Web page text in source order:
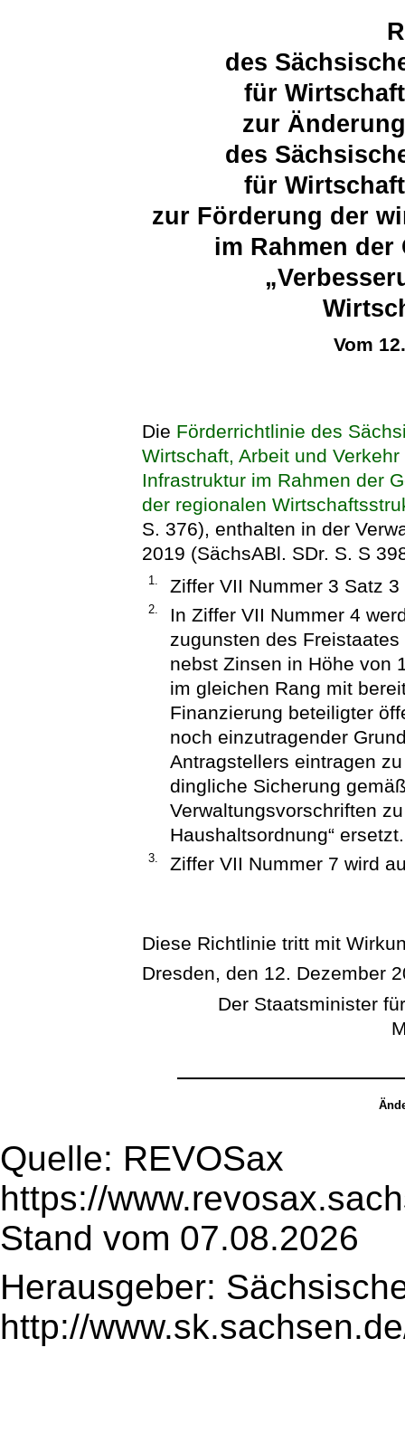
des
für
zur
des
für
zur Förderung der
im Rahmen der
Vom
Die Förderrichtlinie des
Wirtschaft, Arbeit und
Infrastruktur im Rahmen der
der regionalen
S. 376), enthalten in der
2019 (SächsABl. SDr. S. S
1. Ziffer VII Nummer 3 Satz
2.
In Ziffer VII Nummer 4
zugunsten des
nebst Zinsen in Höhe von
im gleichen Rang mit
Finanzierung beteiligter
noch einzutragender
Antragstellers eintragen
dingliche Sicherung
Verwaltungsvorschriften
Haushaltsordnung“ ersetzt.
3. Ziffer VII Nummer 7 wird
Diese Richtlinie tritt mit
Dresden, den 12. Dezember
Der Staatsminister
Quelle: REVOSax
https://
Stand vom 07.08.2026
Herausgeber:
http://